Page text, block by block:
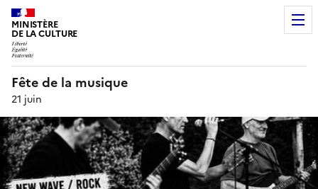
MINISTÈRE
DE LA CULTURE
Fête de la musique
21 juin